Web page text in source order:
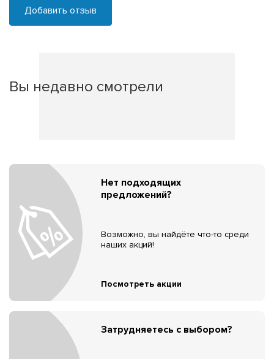
Добавить отзыв
Вы недавно смотрели
Нет подходящих
предложений?
Возможно, вы найдёте что-то среди
наших акций!
Посмотреть акции
Затрудняетесь с выбором?